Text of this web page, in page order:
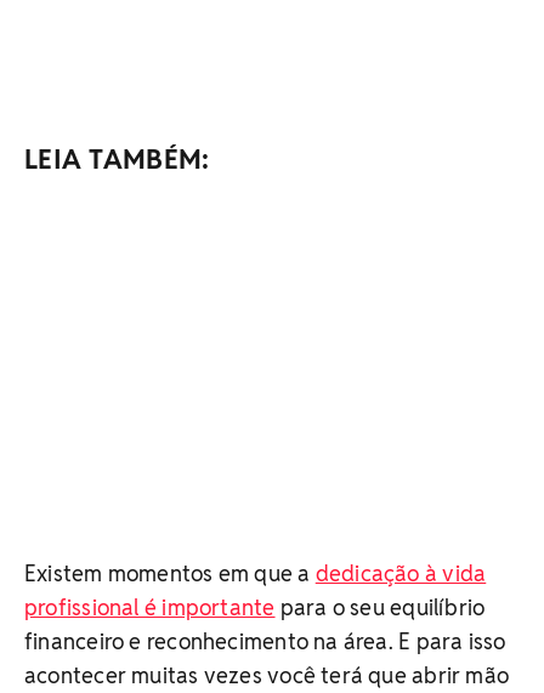
LEIA TAMBÉM:
Existem momentos em que a dedicação à vida
profissional é importante para o seu equilíbrio
financeiro e reconhecimento na área. E para isso
acontecer muitas vezes você terá que abrir mão